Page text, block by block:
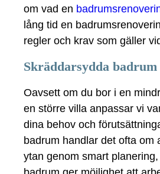
om vad en
lång tid en
regler och krav som gäller
Skräddarsydda
Oavsett om du bor i en
en större villa anpassar vi
dina behov och
badrum handlar det ofta om
ytan genom smart